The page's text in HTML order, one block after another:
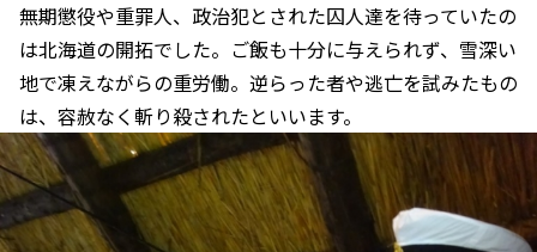
無期懲役や重罪人、政治犯とされた囚人達を待っていたの
は北海道の開拓でした。ご飯も十分に与えられず、雪深い
地で凍えながらの重労働。逆らった者や逃亡を試みたもの
は、容赦なく斬り殺されたといいます。